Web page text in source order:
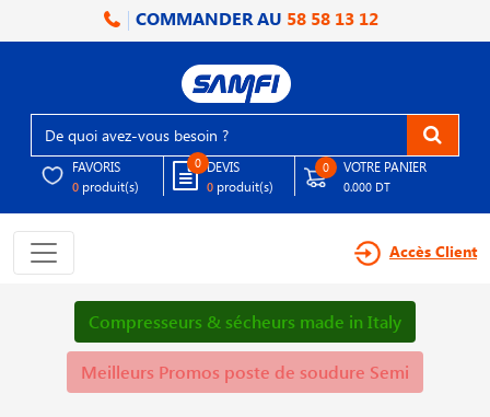
COMMANDER AU 58 58 13 12
FAVORIS
0 produit(s)
0 DEVIS
0 produit(s)
0 VOTRE PANIER
0.000 DT
Accès Client
Compresseurs & sécheurs made in Italy
Meilleurs Promos poste de soudure Semi